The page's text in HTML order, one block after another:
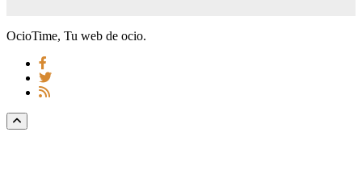
OcioTime, Tu web de ocio.